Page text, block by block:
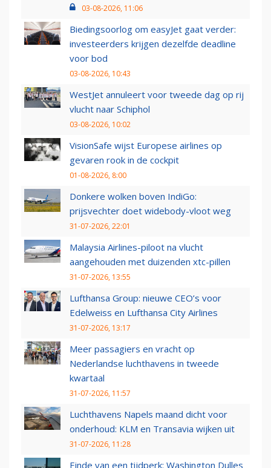
03-08-2026, 11:06
Biedingsoorlog om easyJet gaat verder:
investeerders krijgen dezelfde deadline
voor bod
03-08-2026, 10:43
WestJet annuleert voor tweede dag op rij
vlucht naar Schiphol
03-08-2026, 10:02
VisionSafe wijst Europese airlines op
gevaren rook in de cockpit
01-08-2026, 8:00
Donkere wolken boven IndiGo:
prijsvechter doet widebody-vloot weg
31-07-2026, 22:01
Malaysia Airlines-piloot na vlucht
aangehouden met duizenden xtc-pillen
31-07-2026, 13:55
Lufthansa Group: nieuwe CEO’s voor
Edelweiss en Lufthansa City Airlines
31-07-2026, 13:17
Meer passagiers en vracht op
Nederlandse luchthavens in tweede
kwartaal
31-07-2026, 11:57
Luchthavens Napels maand dicht voor
onderhoud: KLM en Transavia wijken uit
31-07-2026, 11:28
Einde van een tijdperk: Washington Dulles